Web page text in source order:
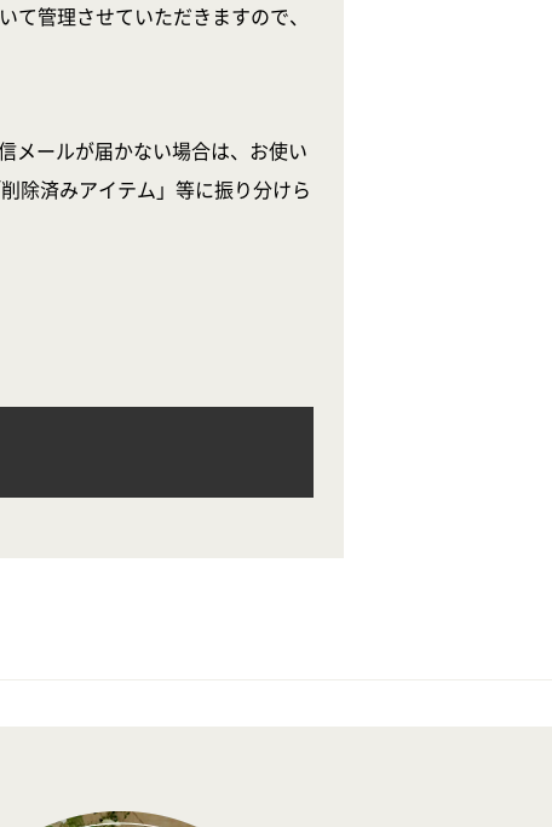
て管理させていただきますので、
メールが届かない場合は、お使い
除済みアイテム」等に振り分けら